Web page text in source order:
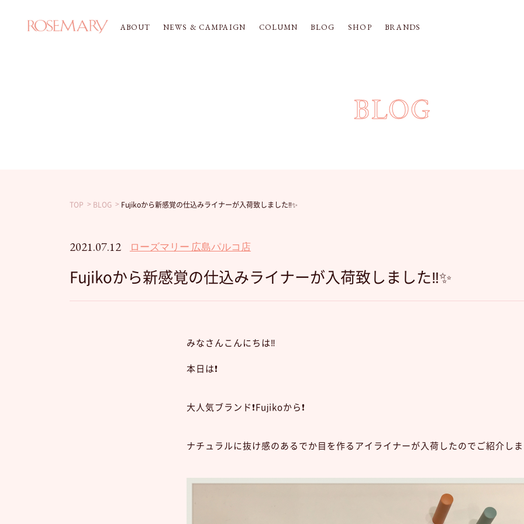
ABOUT NEWS & CAMPAIGN COLUMN BLOG SHOP BRANDS
BLOG
TOP BLOG Fujikoから新感覚の仕込みライナーが入荷致しました‼︎✨
2021.07.12 ローズマリー 広島パルコ店
Fujikoから新感覚の仕込みライナーが入荷致しました‼︎✨
みなさんこんにちは‼︎
本日は❗️
大人気ブランド❗️Fujikoから❗️
ナチュラルに抜け感のあるでか目を作るアイライナーが入荷したのでご紹介しま